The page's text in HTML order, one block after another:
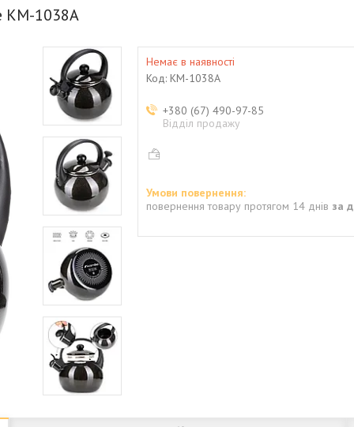
KM-1038A
Немає в наявності
Код: KM-1038A
+380 (67) 490-97-85
Відділ продажу
повернення товару протягом 14 днів за